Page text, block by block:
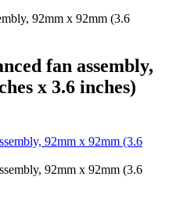
92mm x 92mm (3.6
fan assembly,
x 3.6 inches)